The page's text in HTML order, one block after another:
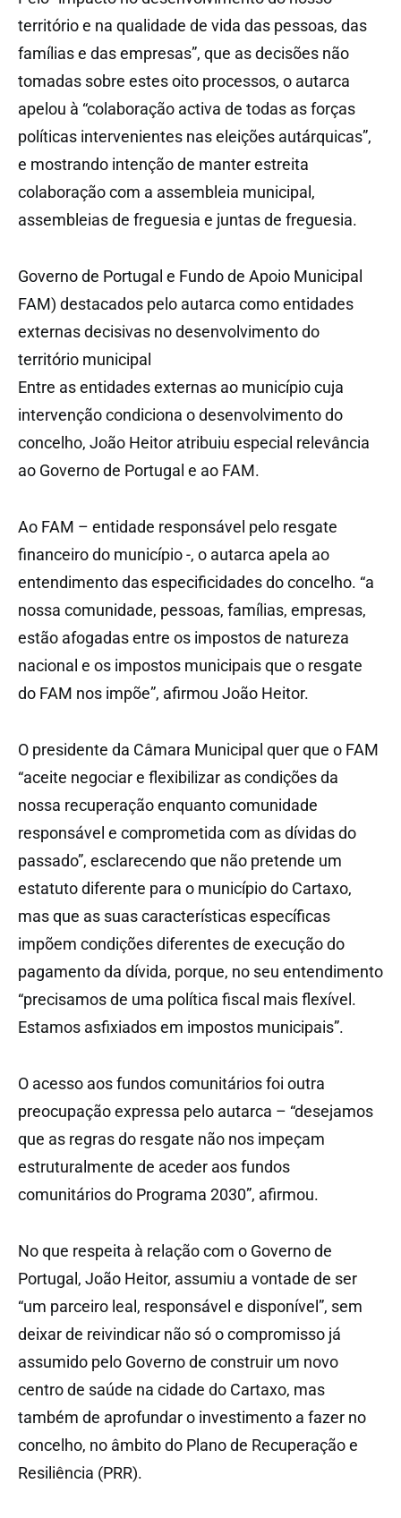
território e na qualidade de vida das pessoas, das
famílias e das empresas”, que as decisões não
tomadas sobre estes oito processos, o autarca
apelou à “colaboração activa de todas as forças
políticas intervenientes nas eleições autárquicas”,
e mostrando intenção de manter estreita
colaboração com a assembleia municipal,
assembleias de freguesia e juntas de freguesia.
Governo de Portugal e Fundo de Apoio Municipal
FAM) destacados pelo autarca como entidades
externas decisivas no desenvolvimento do
território municipal
Entre as entidades externas ao município cuja
intervenção condiciona o desenvolvimento do
concelho, João Heitor atribuiu especial relevância
ao Governo de Portugal e ao FAM.
Ao FAM – entidade responsável pelo resgate
financeiro do município -, o autarca apela ao
entendimento das especificidades do concelho. “a
nossa comunidade, pessoas, famílias, empresas,
estão afogadas entre os impostos de natureza
nacional e os impostos municipais que o resgate
do FAM nos impõe”, afirmou João Heitor.
O presidente da Câmara Municipal quer que o FAM
“aceite negociar e flexibilizar as condições da
nossa recuperação enquanto comunidade
responsável e comprometida com as dívidas do
passado”, esclarecendo que não pretende um
estatuto diferente para o município do Cartaxo,
mas que as suas características específicas
impõem condições diferentes de execução do
pagamento da dívida, porque, no seu entendimento
“precisamos de uma política fiscal mais flexível.
Estamos asfixiados em impostos municipais”.
O acesso aos fundos comunitários foi outra
preocupação expressa pelo autarca – “desejamos
que as regras do resgate não nos impeçam
estruturalmente de aceder aos fundos
comunitários do Programa 2030”, afirmou.
No que respeita à relação com o Governo de
Portugal, João Heitor, assumiu a vontade de ser
“um parceiro leal, responsável e disponível”, sem
deixar de reivindicar não só o compromisso já
assumido pelo Governo de construir um novo
centro de saúde na cidade do Cartaxo, mas
também de aprofundar o investimento a fazer no
concelho, no âmbito do Plano de Recuperação e
Resiliência (PRR).